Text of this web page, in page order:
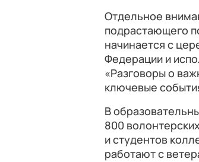
Отдельное
подрастающего
начинается с
Федерации и
«Разговоры о
ключевые
В
800
и студентов
работают с